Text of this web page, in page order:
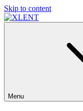
Skip to content
Menu